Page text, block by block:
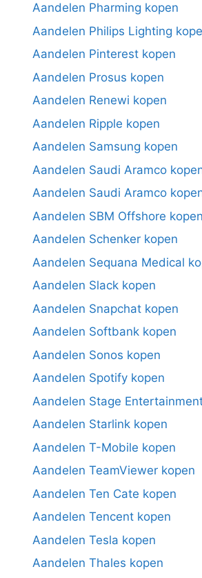
Aandelen Pharming kopen
Aandelen Philips Lighting
Aandelen Pinterest kopen
Aandelen Prosus kopen
Aandelen Renewi kopen
Aandelen Ripple kopen
Aandelen Samsung kopen
Aandelen Saudi Aramco
Aandelen Saudi Aramco
Aandelen SBM Offshore kopen
Aandelen Schenker kopen
Aandelen Sequana Medical
Aandelen Slack kopen
Aandelen Snapchat kopen
Aandelen Softbank kopen
Aandelen Sonos kopen
Aandelen Spotify kopen
Aandelen Stage
Aandelen Starlink kopen
Aandelen T-Mobile kopen
Aandelen TeamViewer kopen
Aandelen Ten Cate kopen
Aandelen Tencent kopen
Aandelen Tesla kopen
Aandelen Thales kopen